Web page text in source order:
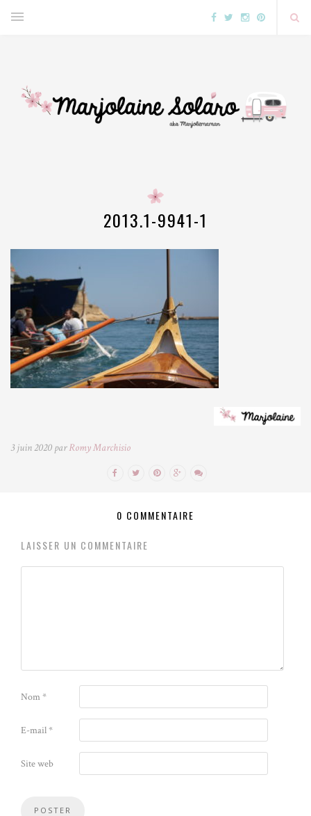
2013.1-9941-1
3 juin 2020 parRomy Marchisio
0 COMMENTAIRE
LAISSER UN COMMENTAIRE
Nom*
E-mail*
Site web